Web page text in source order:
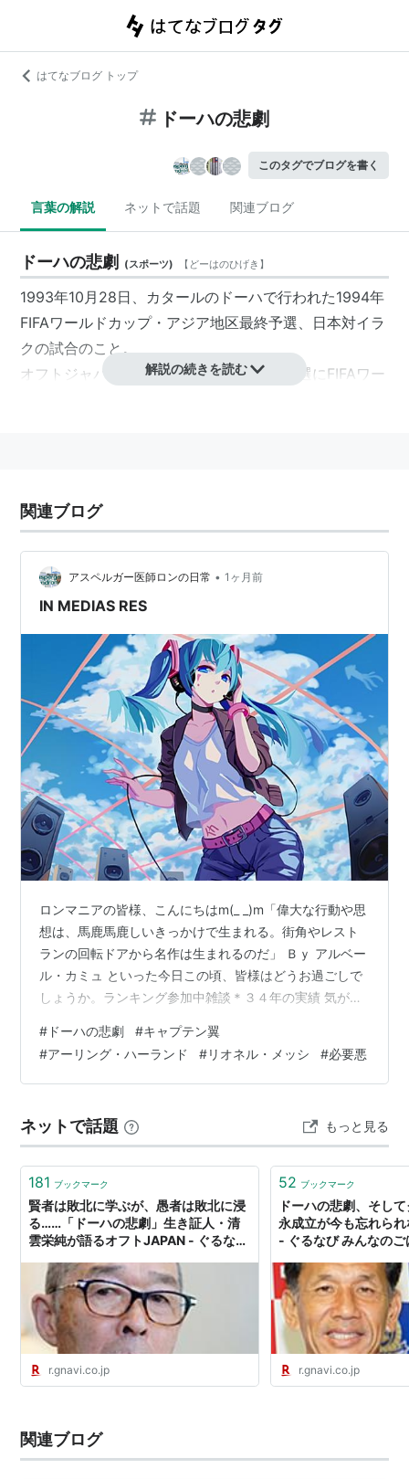
はてなブログ トップ
ドーハの悲劇
このタグでブログを書く
言葉の解説 ネットで話題 関連ブログ
ドーハの悲劇 (スポーツ) 【どーはのひげき 】
1993年10月28日、カタールの ドーハで行われた1994年
FIFAワールドカップ・アジア地区最終予選、日本対イラ
クの試合のこと。
オフトジャパン
は、このアジア地区最終予選にFIFAワー
にむけオフトジャパン
が、このドーハでの予選結果・及びグループ内の別の試
合の結果により、1994年FIFAワールドカップ本大会へ
の出場権を失った。
日本は前半に三浦知良の先制点でリードしたものの、前
半終了間際に追いつかれたが、中山雅史の勝越しゴール
で2-1と日本が再びリードして迎えた後半ロスタイム、
武田修宏のパスがイラクの選手に渡り、日本は速攻を受
けることとなった。日本は何とかこのピンチをコーナー
キックに逃れたものの、ほっとした隙を突かれて始まっ
たイラクのコーナーキックはロスタイムでありながらシ
ョートコーナーだった。意表をつかれた日本ディフェン
スは、完全に後手にまわってしまい、イラクに同点弾を
許してしまった。
ドーハの悲劇」の由来は、当時の「週刊サッカーマガ
ジン」がこの試合を特集したときの見出しからきた。10
年後の特集記事で、「ドーハの悲劇」という名称への反
対の声に答える形で、「なぜドーハの悲劇 なのか？」と
いう記事を組んだ。
4年後の1997年、日本代表は初のワールドカップ出場を
つかみ、その試合は「ドーハの悲劇」との対比で「ジョ
ホールバルの歓喜
FIFAワールドカップ1994年アメリカ大会アジア
地区最終予選メンバー
GK
[1]松永成立, [19]前川和也, [20]
楢崎正剛
DF
[2]大嶽直人, [3]勝矢寿延 堀池巧, [5]柱谷哲二,
[6]都並敏史, [7]井原正巳
大野俊三
MF
[8]福田正博, [10]ラモス瑠偉, [14] 北澤豪, [15]吉田
光範, [17]森保一, [18]澤登正朗, [21]三浦泰年
[9]武田修宏
比差支, [16]中山雅史, [20]高木琢也
解説の続きを読む
関連ブログ
アスペルガー医師ロンの日常 • 1ヶ月前
IN MEDIAS RES
ロンマニアの皆様、こんにちはm(_ _)m「偉大な行動や思
想は、馬鹿馬鹿しいきっかけで生まれる。街角やレスト
ランの回転ドアから名作は生まれるのだ」 Ｂｙ アルベー
ル・カミュ といった今日この頃、皆様はどうお過ごしで
しょうか。ランキング参加中雑談＊３４年の実績 気が付
て、最早一時期のブームを超えて、ニッポンのプロスポ
ーツ文化の一角として定着したのである。ワタクシが来
日した時は丁度Jリーグブームの真っ只中であり、ドーハ
ムだった事もあって、あの時のニッポン全土の落胆ぶり
には凄まじいモンがあったので…
# ドーハの悲劇 #キャプテン翼
#アーリング・ハーランド #リオネル・メッシ #必要悪
ネットで話題 もっと見る
181 ブックマーク
賢者は敗北に学ぶが、愚者は敗北に浸
る……「ドーハの悲劇」生き証人・清
雲栄純が語るオフトJAPAN - ぐるなび
r.gnavi.co.jp
52 ブックマーク
ドーハの悲劇、そし
永成立が今も忘れら
- ぐるなび みんなのご
r.gnavi.co.jp
関連ブログ